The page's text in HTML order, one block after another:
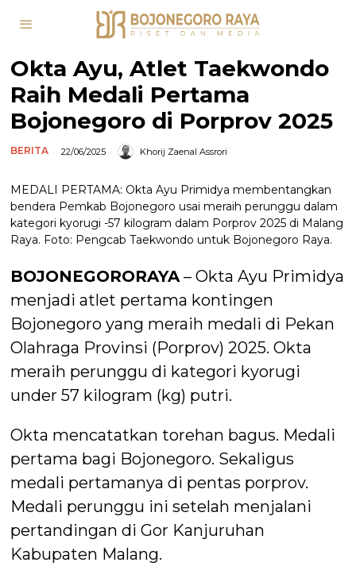
Okta Ayu, Atlet Taekwondo
Raih Medali Pertama
Bojonegoro di Porprov 2025
BERITA 22/06/2025 Khorij Zaenal Assrori
MEDALI PERTAMA: Okta Ayu Primidya membentangkan
bendera Pemkab Bojonegoro usai meraih perunggu dalam
kategori kyorugi -57 kilogram dalam Porprov 2025 di Malang
Raya. Foto: Pengcab Taekwondo untuk Bojonegoro Raya.
BOJONEGORORAYA– Okta Ayu Primidya
menjadi atlet pertama kontingen
Bojonegoro yang meraih medali di Pekan
Olahraga Provinsi (Porprov) 2025. Okta
meraih perunggu di kategori kyorugi
under 57 kilogram (kg) putri.
Okta mencatatkan torehan bagus. Medali
pertama bagi Bojonegoro. Sekaligus
medali pertamanya di pentas porprov.
Medali perunggu ini setelah menjalani
pertandingan di Gor Kanjuruhan
Kabupaten Malang.